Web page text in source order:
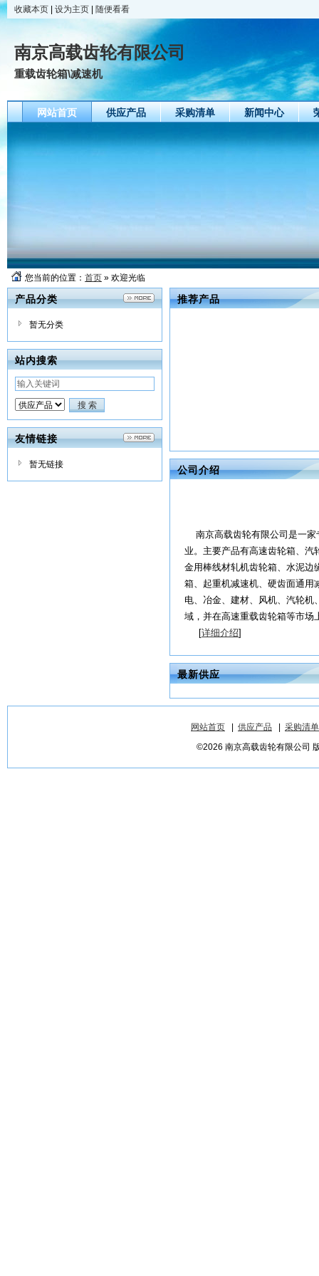
收藏本页 设为主页 随便看看
南京高载齿轮有限公司
重载齿轮箱\减速机
网站首页 供应产品 采购清单 新闻中心
您当前的位置： 首页 » 欢迎光临
产品分类
暂无分类
站内搜索
友情链接
暂无链接
推荐产品
公司介绍
南京高载齿轮有限公司是一家
业。主要产品有高速齿轮箱、汽
金用棒线材轧机齿轮箱、水泥边
箱、起重机减速机、硬齿面通用
电、冶金、建材、风机、汽轮
域，并在高速重载齿轮箱等市场
[详细介绍]
最新供应
网站首页 供应产品
采购清单
©2026 南京高载齿轮有限公司